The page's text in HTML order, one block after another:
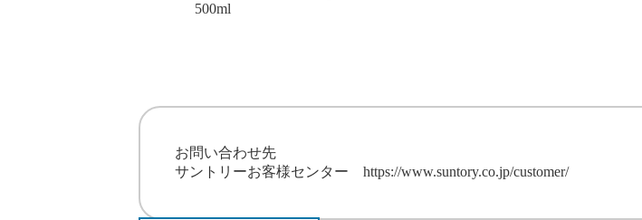
500ml
お問い合わせ先
サントリーお客様センター https://www.suntory.co.jp/customer/